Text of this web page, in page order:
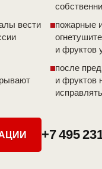
вести
пожарные
и фруктов
после
и фруктов
+7 495